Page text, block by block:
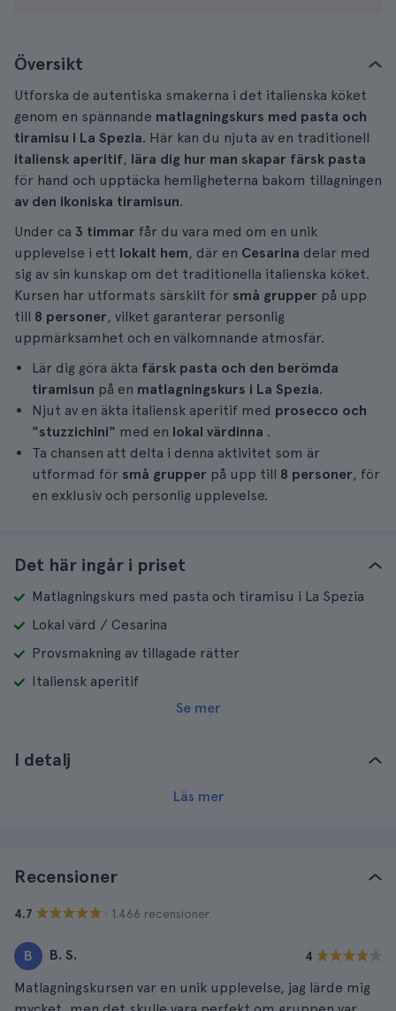
Översikt
Utforska de autentiska smakerna i det italienska köket
genom en spännande matlagningskurs med pasta och
tiramisu i La Spezia. Här kan du njuta av en traditionell
italiensk aperitif, lära dig hur man skapar färsk pasta
för hand och upptäcka hemligheterna bakom tillagningen
av den ikoniska tiramisun.
Under ca 3 timmar får du vara med om en unik
upplevelse i ett lokalt hem, där en Cesarina delar med
sig av sin kunskap om det traditionella italienska köket.
Kursen har utformats särskilt för små grupper på upp
till 8 personer, vilket garanterar personlig
uppmärksamhet och en välkomnande atmosfär.
Lär dig göra äkta färsk pasta och den berömda
tiramisun på en matlagningskurs i La Spezia.
Njut av en äkta italiensk aperitif med prosecco och
"stuzzichini" med en lokal värdinna .
Ta chansen att delta i denna aktivitet som är
utformad för små grupper på upp till 8 personer, för
en exklusiv och personlig upplevelse.
Det här ingår i priset
Matlagningskurs med pasta och tiramisu i La Spezia
Lokal värd / Cesarina
Provsmakning av tillagade rätter
Italiensk aperitif
Se mer
I detalj
Läs mer
Recensioner
4.7 · 1.466 recensioner
B B. S. 4
Matlagningskursen var en unik upplevelse, jag lärde mig